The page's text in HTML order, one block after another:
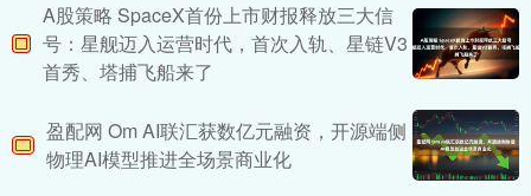
A股策略 SpaceX首份上市财报释放三大信
号：星舰迈入运营时代，首次入轨、星链V3
首秀、塔捕飞船来了
盈配网 Om AI联汇获数亿元融资，开源端侧
物理AI模型推进全场景商业化